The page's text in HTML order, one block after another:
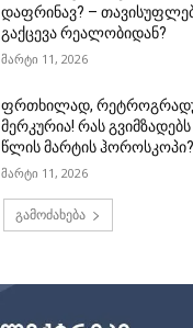
დაფრინავ? –
გაქცევა რეალობიდან?
მარტი 11, 2026
ფრთხილად,
მერკურია! რას
წლის მარტის ჰოროსკოპი?
მარტი 11, 2026
გამოძახება